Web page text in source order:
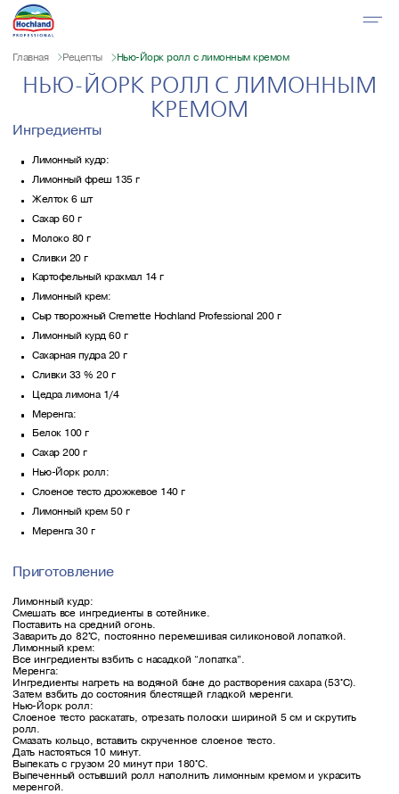
Главная Рецепты Нью-Йорк ролл с лимонным кремом
НЬЮ-ЙОРК РОЛЛ С ЛИМОННЫМ
КРЕМОМ
Ингредиенты
Лимонный кудр:
Лимонный фреш 135 г
Желток 6 шт
Сахар 60 г
Молоко 80 г
Сливки 20 г
Картофельный крахмал 14 г
Лимонный крем:
Сыр творожный Cremette Hochland Professional 200 г
Лимонный курд 60 г
Сахарная пудра 20 г
Сливки 33 % 20 г
Цедра лимона 1/4
Меренга:
Белок 100 г
Сахар 200 г
Нью-Йорк ролл:
Слоеное тесто дрожжевое 140 г
Лимонный крем 50 г
Меренга 30 г
Приготовление
Лимонный кудр:
Смешать все ингредиенты в сотейнике.
Поставить на средний огонь.
Заварить до 82°С, постоянно перемешивая силиконовой лопаткой.
Лимонный крем:
Все ингредиенты взбить с насадкой “лопатка”.
Меренга:
Ингредиенты нагреть на водяной бане до растворения сахара (53°С).
Затем взбить до состояния блестящей гладкой меренги.
Нью-Йорк ролл:
Слоеное тесто раскатать, отрезать полоски шириной 5 см и скрутить
ролл.
Смазать кольцо, вставить скрученное слоеное тесто.
Дать настояться 10 минут.
Выпекать с грузом 20 минут при 180°С.
Выпеченный остывший ролл наполнить лимонным кремом и украсить
меренгой.